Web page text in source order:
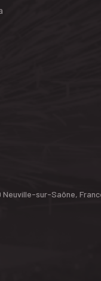
Neuville-sur-Saône,